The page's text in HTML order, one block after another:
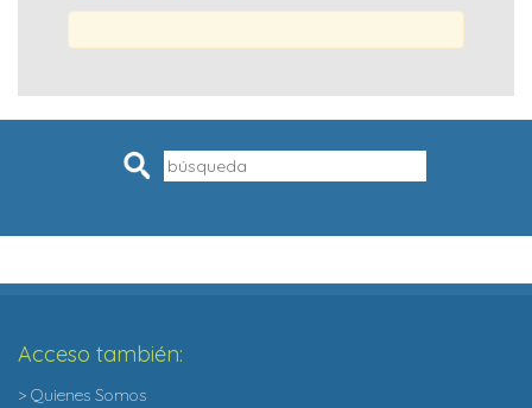
Pesquisar
Acceso también:
> Quienes Somos